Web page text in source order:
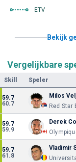
ETV
Bekijk
Vergelijkbare
Skill Speler
59.7
60.7
Milos
Red Star
59.7
59.9
Derek
59.7
61.8
Vladimir